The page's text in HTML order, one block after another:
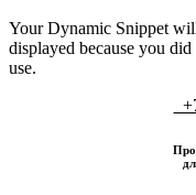
Your Dynamic Snippet
displayed because you
use.